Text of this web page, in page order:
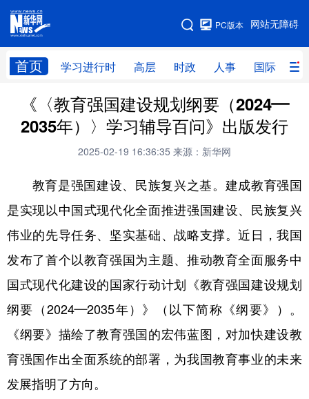
网站无障碍
PC版本
首页 学习进行时 高层 时政 人事 国际 财
网站地图
学习进行时 高层 时政 人事
国际 财经 网评 港澳
科技 科创 量子 体育
文化 书画 健康 军事
法律 中央文件 金融 汽车
食品 人居 信息化 数字经济
学术中国 乡村振兴 银龄 溯源中国
城市 旅游 能源 会展
彩票
《〈教育强国建设规划纲要（2024—
2035年）〉学习辅导百问》出版发行
2025-02-19 16:36:35 来源：新华网
教育是强国建设、民族复兴之基。建成教育强国
是实现以中国式现代化全面推进强国建设、民族复兴
伟业的先导任务、坚实基础、战略支撑。近日，我国
发布了首个以教育强国为主题、推动教育全面服务中
国式现代化建设的国家行动计划《教育强国建设规划
纲要（2024—2035年）》（以下简称《纲要》）。
《纲要》描绘了教育强国的宏伟蓝图，对加快建设教
育强国作出全面系统的部署，为我国教育事业的未来
发展指明了方向。